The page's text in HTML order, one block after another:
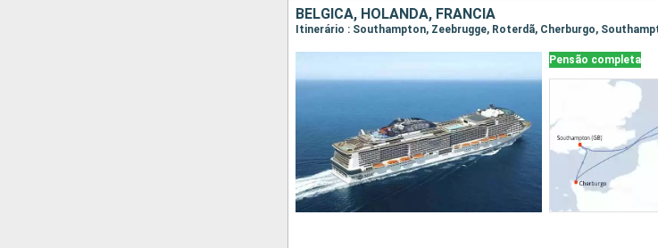
BÉLGICA, HOLANDA, FRANCIA
Itinerário : Southampton, Zeebrugge, Roterdã, Cherburgo,
Pensão completa